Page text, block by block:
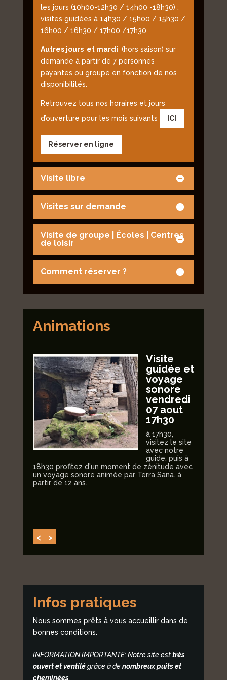
les jours (10h00-12h30 / 14h00 -18h30) :
visites guidées à 14h30 / 15h00 / 15h30 /
16h00 / 16h30 / 17h00 /17h30
Autres jours et mardi (hors saison) sur
demande à partir de 7 personnes
payantes ou groupe en fonction de nos
disponibilités.
Retrouvez tous nos horaires et jours
d’ouverture pour les mois suivants
ICI
Réserver en ligne
Visite libre
Visites sur demande
Visite de groupe | Écoles | Centres
de loisir
Comment réserver ?
Animations
Visite
guidée et
voyage
sonore
vendredi
07 aout
17h30
à 17h30,
visitez le site
avec notre
guide, puis à
18h30 profitez d'un moment de zénitude avec
un voyage sonore animée par Terra Sana. à
partir de 12 ans.
‹ ›
Infos pratiques
Nous sommes prêts à vous accueillir dans de
bonnes conditions.
INFORMATION IMPORTANTE: Notre site esttrès
ouvert et ventilégrâce à denombreux puits et
cheminées.